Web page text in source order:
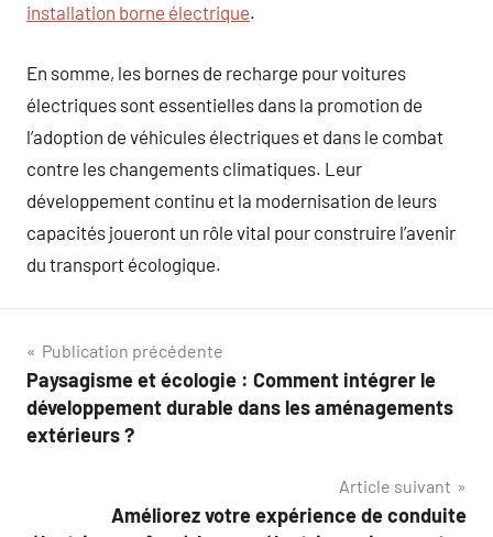
installation borne électrique.
En somme, les bornes de recharge pour voitures
électriques sont essentielles dans la promotion de
l’adoption de véhicules électriques et dans le combat
contre les changements climatiques. Leur
développement continu et la modernisation de leurs
capacités joueront un rôle vital pour construire l’avenir
du transport écologique.
Navigation
de
l’article
Publication précédente
Paysagisme et écologie : Comment intégrer le
développement durable dans les aménagements
extérieurs ?
Article suivant
Améliorez votre expérience de conduite